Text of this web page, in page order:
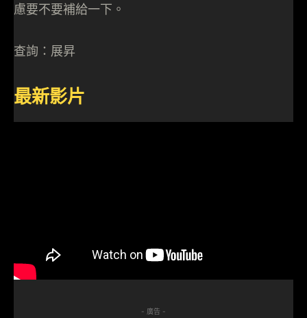
慮要不要補給一下。
查詢：展昇
最新影片
- 廣告 -